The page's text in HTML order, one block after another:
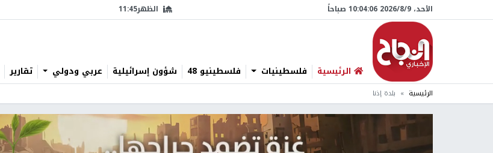
الأحد، 9/‏8/‏2026 10:04:07 صباحاً الظهر11:45
الرئيسية فلسطينيات فلسطينيو 48 شؤون إسرائيلية عربي ودولي تقارير
الرئيسية بلدة إذنا